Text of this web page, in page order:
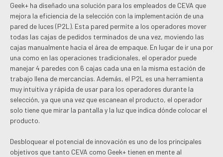
Geek+ ha diseñado una solución para los empleados de CEVA que
mejora la eficiencia de la selección con la implementación de una
pared de luces (P2L). Esta pared permite a los operadores mover
todas las cajas de pedidos terminados de una vez, moviendo las
cajas manualmente hacia el área de empaque. En lugar de ir una por
una como en las operaciones tradicionales, el operador puede
manejar 4 paredes con 6 cajas cada una en la misma estación de
trabajo llena de mercancías. Además, el P2L es una herramienta
muy intuitiva y rápida de usar para los operadores durante la
selección, ya que una vez que escanean el producto, el operador
solo tiene que mirar la pantalla y la luz que indica dónde colocar el
producto.
Desbloquear el potencial de innovación es uno de los principales
objetivos que tanto CEVA como Geek+ tienen en mente al